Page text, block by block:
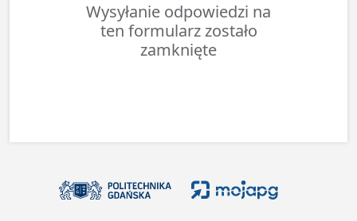
Wysyłanie odpowiedzi na
ten formularz zostało
zamknięte